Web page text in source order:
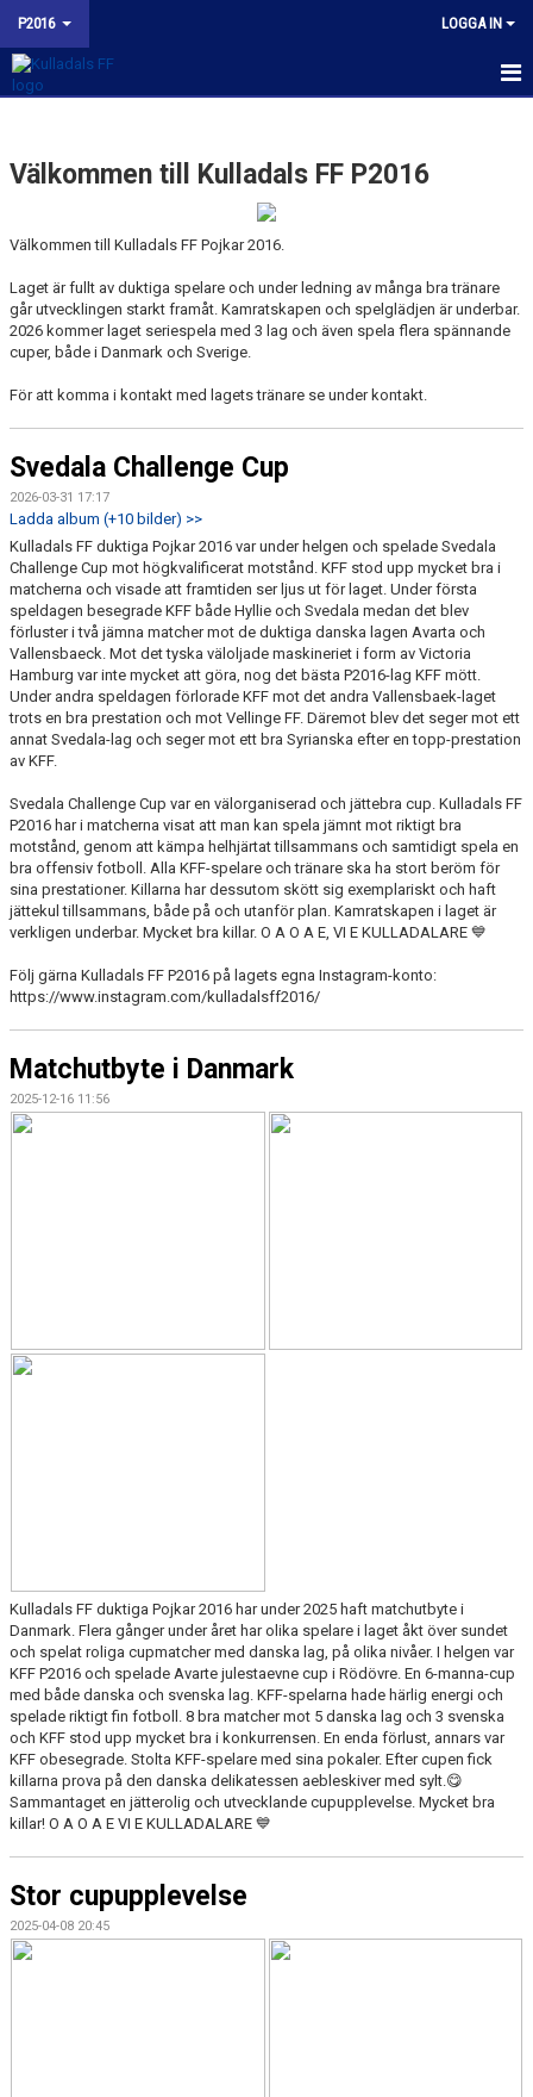
P2016 LOGGA IN
NYHETER
BILDGALLERI
MATCHER
KFF P2016 INSTAGRAM
BUDORD TILL FOTBOLLSFÖRÄLDRAR
Välkommen till Kulladals FF P2016
Välkommen till Kulladals FF Pojkar 2016.
Laget är fullt av duktiga spelare och under ledning av många bra tränare
går utvecklingen starkt framåt. Kamratskapen och spelglädjen är underbar.
2026 kommer laget seriespela med 3 lag och även spela flera spännande
cuper, både i Danmark och Sverige.
För att komma i kontakt med lagets tränare se under kontakt.
Svedala Challenge Cup
2026-03-31 17:17
Ladda album (+10 bilder) >>
Kulladals FF duktiga Pojkar 2016 var under helgen och spelade Svedala
Challenge Cup mot högkvalificerat motstånd. KFF stod upp mycket bra i
matcherna och visade att framtiden ser ljus ut för laget. Under första
speldagen besegrade KFF både Hyllie och Svedala medan det blev
förluster i två jämna matcher mot de duktiga danska lagen Avarta och
Vallensbaeck. Mot det tyska väloljade maskineriet i form av Victoria
Hamburg var inte mycket att göra, nog det bästa P2016-lag KFF mött.
Under andra speldagen förlorade KFF mot det andra Vallensbaek-laget
trots en bra prestation och mot Vellinge FF. Däremot blev det seger mot ett
annat Svedala-lag och seger mot ett bra Syrianska efter en topp-prestation
av KFF.
Svedala Challenge Cup var en välorganiserad och jättebra cup. Kulladals FF
P2016 har i matcherna visat att man kan spela jämnt mot riktigt bra
motstånd, genom att kämpa helhjärtat tillsammans och samtidigt spela en
bra offensiv fotboll. Alla KFF-spelare och tränare ska ha stort beröm för
sina prestationer. Killarna har dessutom skött sig exemplariskt och haft
jättekul tillsammans, både på och utanför plan. Kamratskapen i laget är
verkligen underbar. Mycket bra killar. O A O A E, VI E KULLADALARE 💙
Följ gärna Kulladals FF P2016 på lagets egna Instagram-konto:
https://www.instagram.com/kulladalsff2016/
Matchutbyte i Danmark
2025-12-16 11:56
Kulladals FF duktiga Pojkar 2016 har under 2025 haft matchutbyte i
Danmark. Flera gånger under året har olika spelare i laget åkt över sundet
och spelat roliga cupmatcher med danska lag, på olika nivåer. I helgen var
KFF P2016 och spelade Avarte julestaevne cup i Rödövre. En 6-manna-cup
med både danska och svenska lag. KFF-spelarna hade härlig energi och
spelade riktigt fin fotboll. 8 bra matcher mot 5 danska lag och 3 svenska
och KFF stod upp mycket bra i konkurrensen. En enda förlust, annars var
KFF obesegrade. Stolta KFF-spelare med sina pokaler. Efter cupen fick
killarna prova på den danska delikatessen aebleskiver med sylt.😋
Sammantaget en jätterolig och utvecklande cupupplevelse. Mycket bra
killar! O A O A E VI E KULLADALARE 💙
Stor cupupplevelse
2025-04-08 20:45